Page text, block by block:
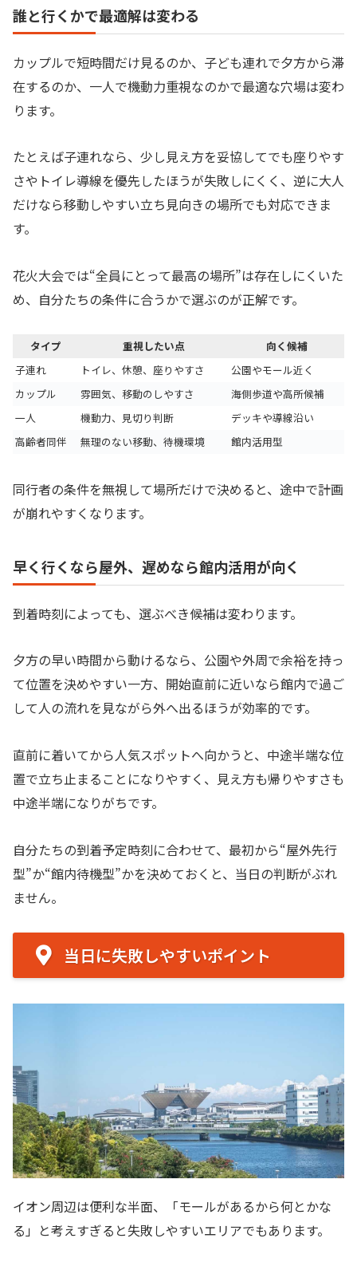
誰と行くかで最適解は変わる
カップルで短時間だけ見るのか、子ども連れで夕方から滞
在するのか、一人で機動力重視なのかで最適な穴場は変わ
ります。
たとえば子連れなら、少し見え方を妥協してでも座りやす
さやトイレ導線を優先したほうが失敗しにくく、逆に大人
だけなら移動しやすい立ち見向きの場所でも対応できま
す。
花火大会では“全員にとって最高の場所”は存在しにくいた
め、自分たちの条件に合うかで選ぶのが正解です。
タイプ 重視したい点
向く候補
子連れ
トイレ、休憩、座りやすさ
公園やモール近く
カップル
雰囲気、移動のしやすさ
海側歩道や高所候補
一人
機動力、見切り判断
デッキや導線沿い
高齢者同伴
無理のない移動、待機環境 館内活用型
同行者の条件を無視して場所だけで決めると、途中で計画
が崩れやすくなります。
早く行くなら屋外、遅めなら館内活用が向く
到着時刻によっても、選ぶべき候補は変わります。
夕方の早い時間から動けるなら、公園や外周で余裕を持っ
て位置を決めやすい一方、開始直前に近いなら館内で過ご
して人の流れを見ながら外へ出るほうが効率的です。
直前に着いてから人気スポットへ向かうと、中途半端な位
置で立ち止まることになりやすく、見え方も帰りやすさも
中途半端になりがちです。
自分たちの到着予定時刻に合わせて、最初から“屋外先行
型”か“館内待機型”かを決めておくと、当日の判断がぶれ
ません。
当日に失敗しやすいポイント
イオン周辺は便利な半面、「モールがあるから何とかな
る」と考えすぎると失敗しやすいエリアでもあります。